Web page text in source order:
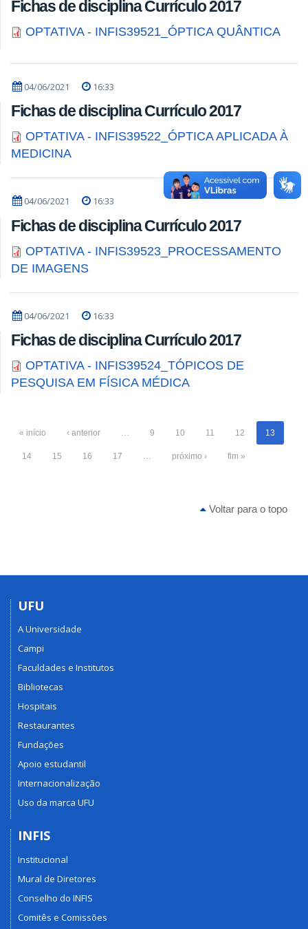
Fichas de disciplina Currículo 2017
OPTATIVA - INFIS39521_ÓPTICA QUÂNTICA
04/06/2021 16:33
Fichas de disciplina Currículo 2017
OPTATIVA - INFIS39522_ÓPTICA APLICADA À
MEDICINA
04/06/2021 16:33
Fichas de disciplina Currículo 2017
OPTATIVA - INFIS39523_PROCESSAMENTO
DE IMAGENS
04/06/2021 16:33
Fichas de disciplina Currículo 2017
OPTATIVA - INFIS39524_TÓPICOS DE
PESQUISA EM FÍSICA MÉDICA
« início ‹ anterior … 9 10 11 12 13
14 15 16 17 … próximo › fim »
Voltar para o topo
UFU
A Universidade
Campi
Faculdades e Institutos
Bibliotecas
Hospitais
Restaurantes
Fundações
Apoio estudantil
Internacionalização
Uso da marca UFU
INFIS
Institucional
Mural de Diretores
Conselho do INFIS
Comitês e Comissões